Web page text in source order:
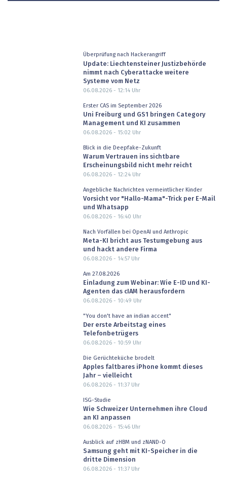
Überprüfung nach Hackerangriff
Update: Liechtensteiner Justizbehörde
nimmt nach Cyberattacke weitere
Systeme vom Netz
06.08.2026 - 12:14Uhr
Erster CAS im September 2026
Uni Freiburg und GS1 bringen Category
Management und KI zusammen
06.08.2026 - 15:02 Uhr
Blick in die Deepfake-Zukunft
Warum Vertrauen ins sichtbare
Erscheinungsbild nicht mehr reicht
06.08.2026 - 12:24Uhr
Angebliche Nachrichten vermeintlicher Kinder
Vorsicht vor "Hallo-Mama"-Trick per E-Mail
und Whatsapp
06.08.2026 - 16:40 Uhr
Nach Vorfällen bei OpenAI und Anthropic
Meta-KI bricht aus Testumgebung aus
und hackt andere Firma
06.08.2026 - 14:57Uhr
Am 27.08.2026
Einladung zum Webinar: Wie E-ID und KI-
Agenten das cIAM herausfordern
06.08.2026 - 10:49 Uhr
"You don't have an indian accent"
Der erste Arbeitstag eines
Telefonbetrügers
06.08.2026 - 10:59 Uhr
Die Gerüchteküche brodelt
Apples faltbares iPhone kommt dieses
Jahr – vielleicht
06.08.2026 - 11:37Uhr
ISG-Studie
Wie Schweizer Unternehmen ihre Cloud
an KI anpassen
06.08.2026 - 15:46Uhr
Ausblick auf zHBM und zNAND-O
Samsung geht mit KI-Speicher in die
dritte Dimension
06.08.2026 - 11:37Uhr